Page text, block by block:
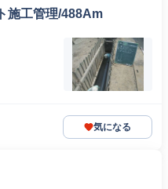
施工管理/488Am
気になる